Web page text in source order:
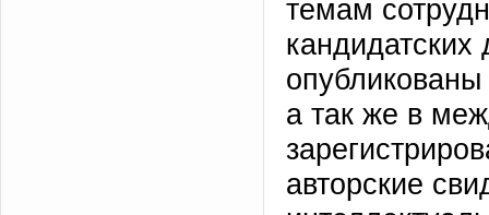
темам
кандидатских
а так же в
авторские